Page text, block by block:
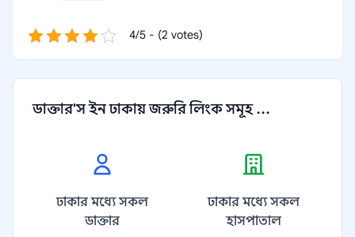
4/5 - (2 votes)
ডাক্তার'স ইন ঢাকায় জরুরি লিংক সমূহ ...
ঢাকার মধ্যে সকল
ডাক্তার
ঢাকার মধ্যে সকল
হাসপাতাল